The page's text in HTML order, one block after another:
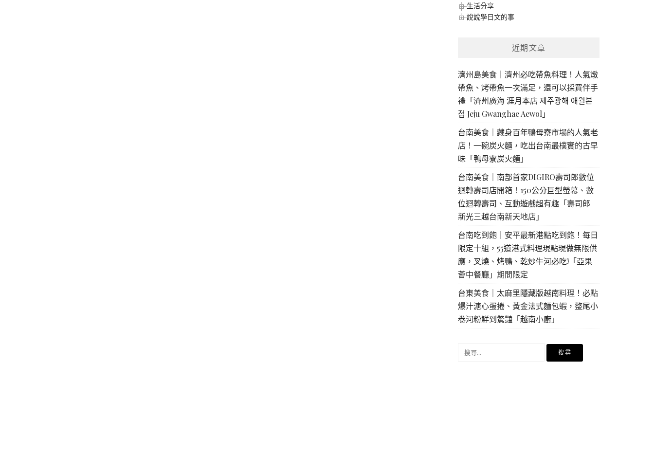
生活分享
說說學日文的事
近期文章
濟州島美食｜濟州必吃帶魚料理！人氣燉
帶魚、烤帶魚一次滿足，還可以採買伴手
禮「濟州廣海 涯月本店 제주광해 애월본
점 Jeju Gwanghae Aewol」
台南美食｜藏身百年鴨母寮市場的人氣老
店！一碗炭火麵，吃出台南最樸實的古早
味「鴨母寮炭火麵」
台南美食｜南部首家DIGIRO壽司郎數位
迴轉壽司店開箱！150公分巨型螢幕、數
位迴轉壽司、互動遊戲超有趣「壽司郎
新光三越台南新天地店」
台南吃到飽｜安平最新港點吃到飽！每日
限定十組，55道港式料理現點現做無限供
應，叉燒、烤鴨、乾炒牛河必吃!「亞果
薈中餐廳」期間限定
台東美食｜太麻里隱藏版越南料理！必點
爆汁溏心蛋捲、黃金法式麵包蝦，整尾小
卷河粉鮮到驚豔「越南小廚」